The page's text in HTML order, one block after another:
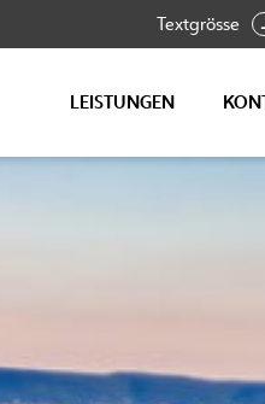
Textgrösse
LEISTUNGEN